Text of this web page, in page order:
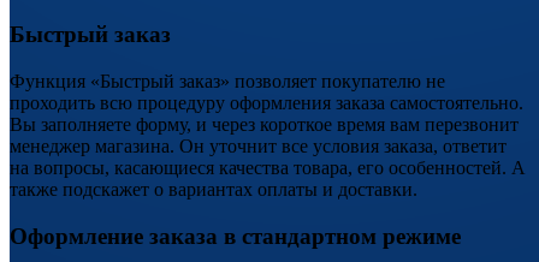
Быстрый заказ
Функция «Быстрый заказ» позволяет покупателю не
проходить всю процедуру оформления заказа самостоятельно.
Вы заполняете форму, и через короткое время вам перезвонит
менеджер магазина. Он уточнит все условия заказа, ответит
на вопросы, касающиеся качества товара, его особенностей. А
также подскажет о вариантах оплаты и доставки.
Оформление заказа в стандартном режиме